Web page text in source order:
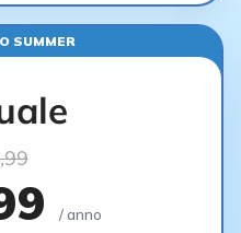
SUMMER
/ anno